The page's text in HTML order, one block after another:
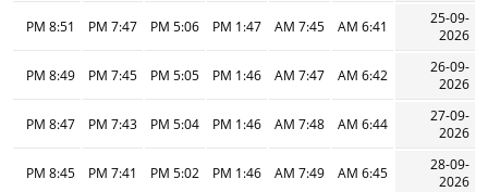
25-09-
2026
6:41 AM
7:45 AM
1:47 PM
5:06 PM
7:47 PM
8:51 PM
26-09-
2026
6:42 AM
7:47 AM
1:46 PM
5:05 PM
7:45 PM
8:49 PM
27-09-
2026
6:44 AM
7:48 AM
1:46 PM
5:04 PM
7:43 PM
8:47 PM
28-09-
2026
6:45 AM
7:49 AM
1:46 PM
5:02 PM
7:41 PM
8:45 PM